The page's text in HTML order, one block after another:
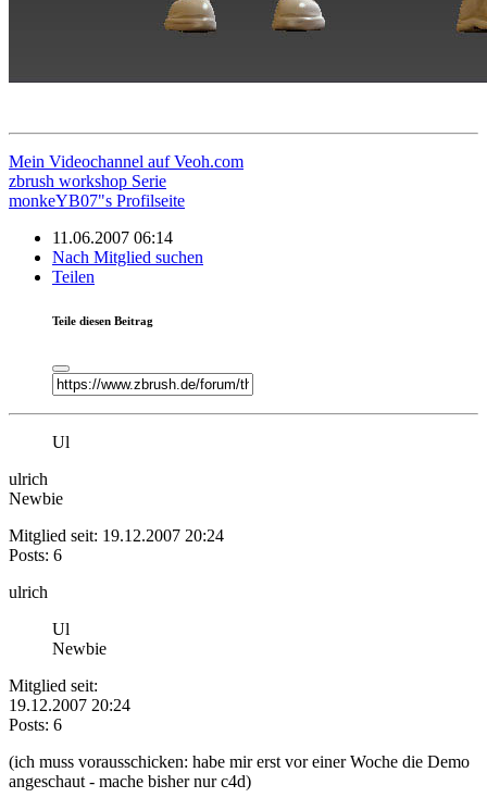
Mein Videochannel auf Veoh.com
zbrush workshop Serie
monkeYB07"s Profilseite
11.06.2007 06:14
Nach Mitglied suchen
Teilen
Teile diesen Beitrag
Ul
ulrich
Newbie
Mitglied seit: 19.12.2007 20:24
Posts: 6
ulrich
Ul
Newbie
Mitglied seit:
19.12.2007 20:24
Posts: 6
(ich muss vorausschicken: habe mir erst vor einer Woche die Demo
angeschaut - mache bisher nur c4d)